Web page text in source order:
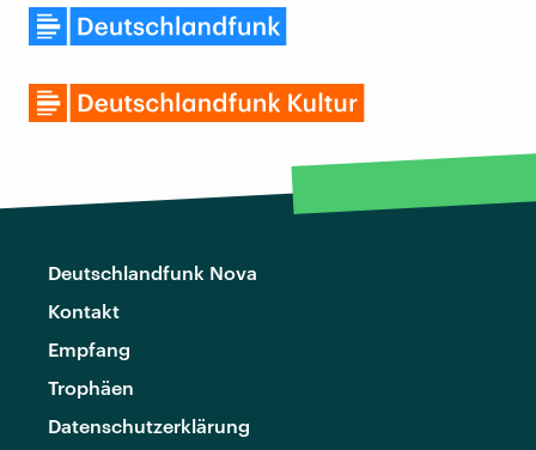
Deutschlandfunk Nova
Kontakt
Empfang
Trophäen
Datenschutzerklärung